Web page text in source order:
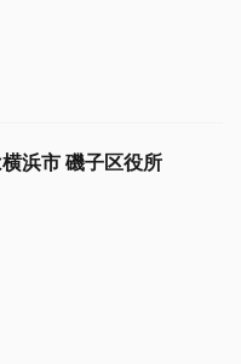
浜市 磯子区役所